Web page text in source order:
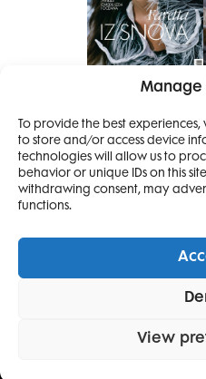
Manage
To provide the best
to store and/or access device
technologies will allow us to
behavior or unique IDs on this
withdrawing consent, may
functions.
View
Pretplati
Elle ProjectsElle Beauty
Lifestyle